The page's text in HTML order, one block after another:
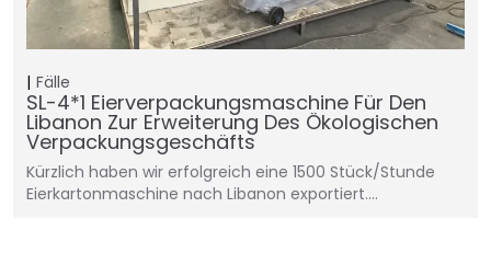
Fälle
SL-4*1 Eierverpackungsmaschine Für Den
Libanon Zur Erweiterung Des Ökologischen
Verpackungsgeschäfts
Kürzlich haben wir erfolgreich eine 1500 Stück/Stunde
Eierkartonmaschine nach Libanon exportiert.…